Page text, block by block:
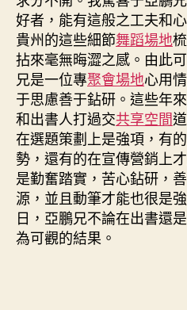
好者，能有這般之工夫和
貴州的這些細節舞蹈場地
拈來毫無晦澀之感。由此
兄是一位專聚會場地心用
于思慮善于鉆研。這些年
和出書人打過交共享空間
在選題策劃上是強項，有
勢，還有的在宣傳營銷上
是勤奮踏實，苦心鉆研，
源，並且動筆才能也很是
日，亞鵬兄不論在出書還
為可觀的結果。